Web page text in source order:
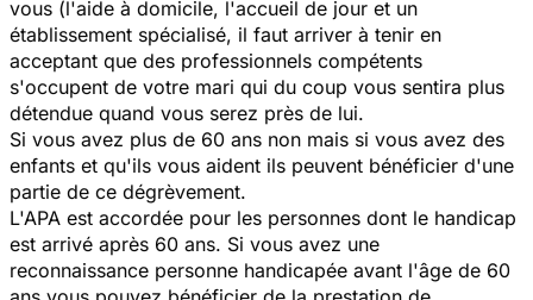
vous (l'aide à domicile, l'accueil de jour et un
établissement spécialisé, il faut arriver à tenir en
acceptant que des professionnels compétents
s'occupent de votre mari qui du coup vous sentira plus
détendue quand vous serez près de lui.
Si vous avez plus de 60 ans non mais si vous avez des
enfants et qu'ils vous aident ils peuvent bénéficier d'une
partie de ce dégrèvement.
L'APA est accordée pour les personnes dont le handicap
est arrivé après 60 ans. Si vous avez une
reconnaissance personne handicapée avant l'âge de 60